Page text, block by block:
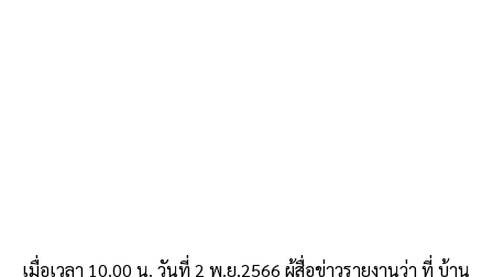
เมื่อเวลา 10.00 น. วันที่ 2 พ.ย.2566 ผู้สื่อข่าวรายงานว่า ที่ บ้าน